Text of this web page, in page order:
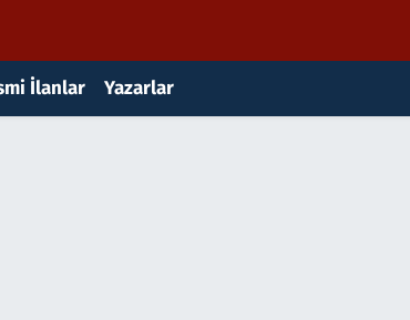
İlanlar Yazarlar